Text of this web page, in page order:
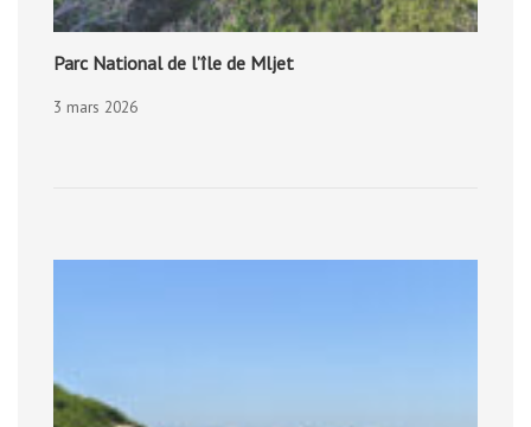
Parc National de l’île de Mljet
3 mars 2026